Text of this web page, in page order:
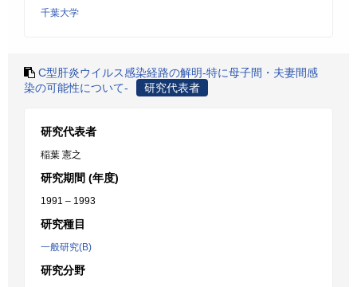
千葉大学
C型肝炎ウイルス感染経路の解明-特に母子間・夫妻間感
染の可能性について-
研究代表者
研究代表者
稲葉 憲之
研究期間 (年度)
1991 – 1993
研究種目
一般研究(B)
研究分野